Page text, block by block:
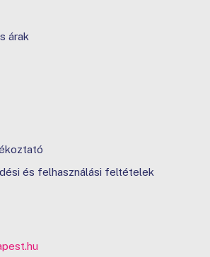
árak
és felhasználási feltételek